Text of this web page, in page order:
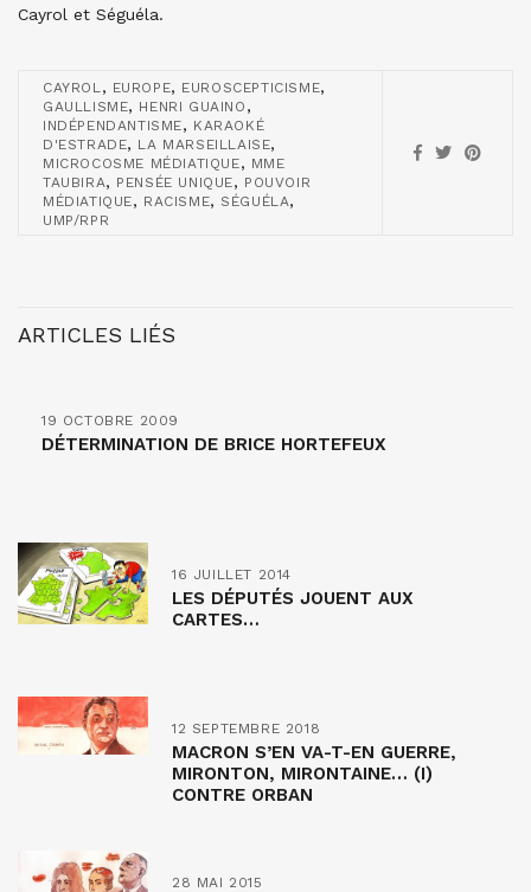
Cayrol et Séguéla.
CAYROL , EUROPE, EUROSCEPTICISME,
GAULLISME, HENRI GUAINO ,
INDÉPENDANTISME, KARAOKÉ
D'ESTRADE, LA MARSEILLAISE,
MICROCOSME MÉDIATIQUE, MME
TAUBIRA, PENSÉE UNIQUE, POUVOIR
MÉDIATIQUE, RACISME, SÉGUÉLA,
UMP/RPR
ARTICLES LIÉS
19 OCTOBRE 2009
DÉTERMINATION DE BRICE HORTEFEUX
16 JUILLET 2014
LES DÉPUTÉS JOUENT AUX
CARTES…
12 SEPTEMBRE 2018
MACRON S’EN VA-T-EN GUERRE,
MIRONTON, MIRONTAINE… (I)
CONTRE ORBAN
28 MAI 2015